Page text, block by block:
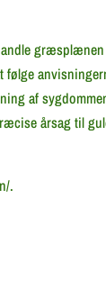
af
årsag til
.